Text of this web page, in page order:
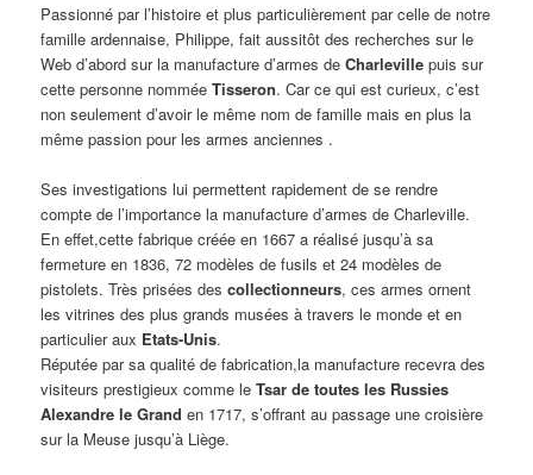
Passionné par l’histoire et plus particulièrement par celle de notre
famille ardennaise, Philippe, fait aussitôt des recherches sur le
Web d’abord sur la manufacture d’armes de Charleville puis sur
cette personne nomméeTisseron. Car ce qui est curieux, c’est
non seulement d’avoir le même nom de famille mais en plus la
même passion pour les armes anciennes .
Ses investigations lui permettent rapidement de se rendre
compte de l’importance la manufacture d’armes de Charleville.
En effet,cette fabrique créée en 1667 a réalisé jusqu’à sa
fermeture en 1836, 72 modèles de fusils et 24 modèles de
pistolets. Très prisées descollectionneurs, ces armes ornent
les vitrines des plus grands musées à travers le monde et en
particulier aux Etats-Unis.
Réputée par sa qualité de fabrication,la manufacture recevra des
visiteurs prestigieux comme leTsar de toutes les Russies
Alexandre le Grand en 1717, s’offrant au passage une croisière
sur la Meuse jusqu’à Liège.